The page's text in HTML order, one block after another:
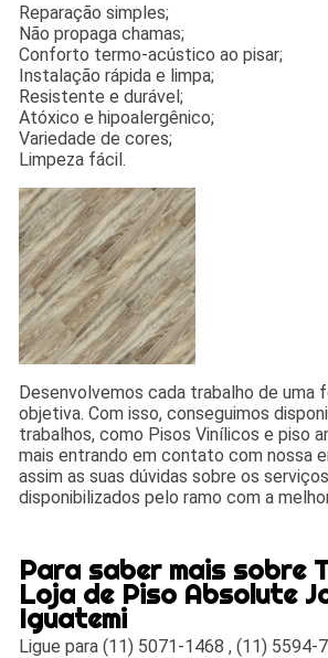
Reparação simples;
Não propaga chamas;
Conforto termo-acústico ao pisar;
Instalação rápida e limpa;
Resistente e durável;
Atóxico e hipoalergênico;
Variedade de cores;
Limpeza fácil.
Desenvolvemos cada trabalho de uma
objetiva. Com isso, conseguimos
trabalhos, como Pisos Vinílicos e piso
mais entrando em contato com nossa
assim as suas dúvidas sobre os
disponibilizados pelo ramo com a
Para saber mais sobre
Loja de Piso Absolute
Iguatemi
Ligue para(11) 5071-1468 ,(11) 5594-